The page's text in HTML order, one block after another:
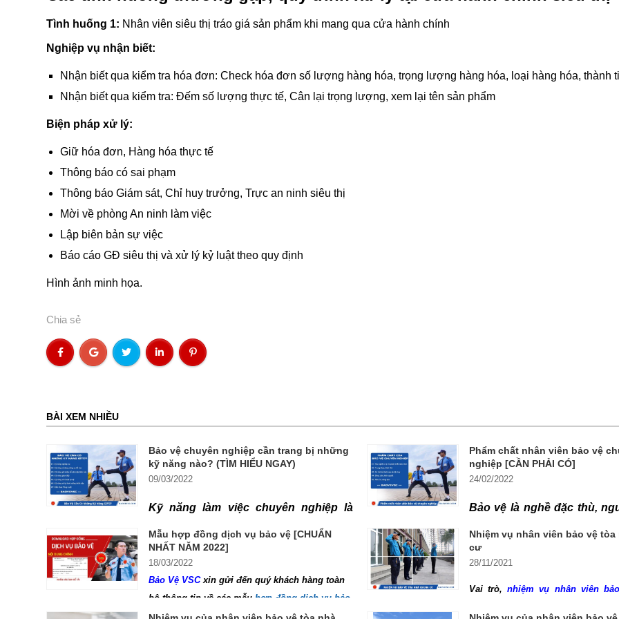
Tình huống 1: Nhân viên siêu thị tráo giá sản phẩm khi mang qua cửa hành chính
Nghiệp vụ nhận biết:
Nhận biết qua kiểm tra hóa đơn: Check hóa đơn số lượng hàng hóa, trọng lượng hàng hóa, loại hàng hóa, thành
Nhận biết qua kiểm tra: Đếm số lượng thực tế, Cân lại trọng lượng, xem lại tên sản phẩm
Biện pháp xử lý:
Giữ hóa đơn, Hàng hóa thực tế
Thông báo có sai phạm
Thông báo Giám sát, Chỉ huy trưởng, Trực an ninh siêu thị
Mời về phòng An ninh làm việc
Lập biên bản sự việc
Báo cáo GĐ siêu thị và xử lý kỷ luật theo quy định
Hình ảnh minh họa.
Chia sẻ
BÀI XEM NHIỀU
Bảo vệ chuyên nghiệp cần trang bị những
kỹ năng nào? (TÌM HIỂU NGAY)
09/03/2022
Kỹ năng làm việc chuyên nghiệp là
yếu tố quyết định năng lực làm việc
của một nhân sự bảo vệ. Vậy người
bảo vệ chuyên nghiệp cần có những
kỹ năng gì? Phương pháp trau rồi kỹ
Phẩm chất nhân viên bảo vệ
nghiệp [CẦN PHẢI CÓ]
24/02/2022
Bảo vệ là nghề đặc thù,
mang trên mình trọng
bảo vệ an toàn cho người
nhiệm vụ, không có ngày
Mẫu hợp đồng dịch vụ bảo vệ [CHUẨN
NHẤT NĂM 2022]
18/03/2022
Bảo Vệ VSCxin gửi đến quý khách hàng toàn
bộ thông tin về các mẫu hợp đồng dịch vụ bảo
vệchuyên nghiệp nghiệp mới nhất năm 2022.
Nhiệm vụ nhân viên bảo vệ
cư
28/11/2021
Vai trò,nhiệm vụ nhân viên